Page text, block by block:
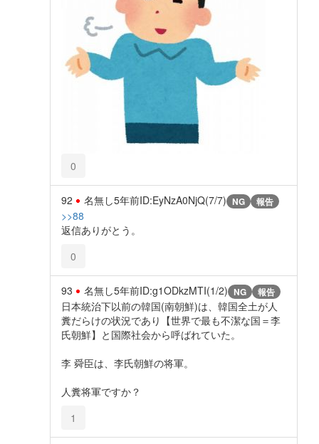
0
92 名無し5年前ID:EyNzA0NjQ(7/7) NG 報告
>>88
返信ありがとう。
0
93 名無し5年前ID:g1ODkzMTI(1/2) NG 報告
日本統治下以前の韓国(南朝鮮)は、韓国全土が人
糞だらけの状況であり【世界で最も不潔な国＝李
氏朝鮮】と国際社会から呼ばれていた。
李 舜臣は、李氏朝鮮の将軍。
人糞将軍ですか？
1